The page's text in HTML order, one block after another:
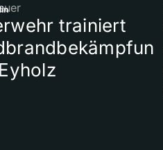
trainiert